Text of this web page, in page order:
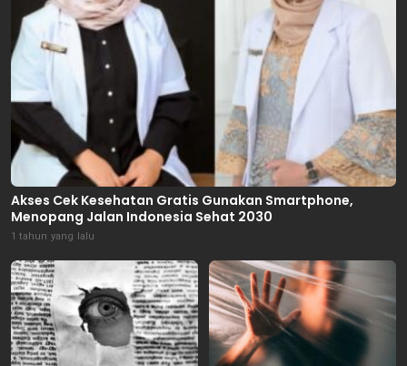
Akses Cek Kesehatan Gratis Gunakan Smartphone,
Menopang Jalan Indonesia Sehat 2030
1 tahun yang lalu